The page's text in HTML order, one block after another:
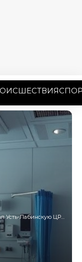
ЦРБ заплатить за смерть ребенка. Медики не согласны